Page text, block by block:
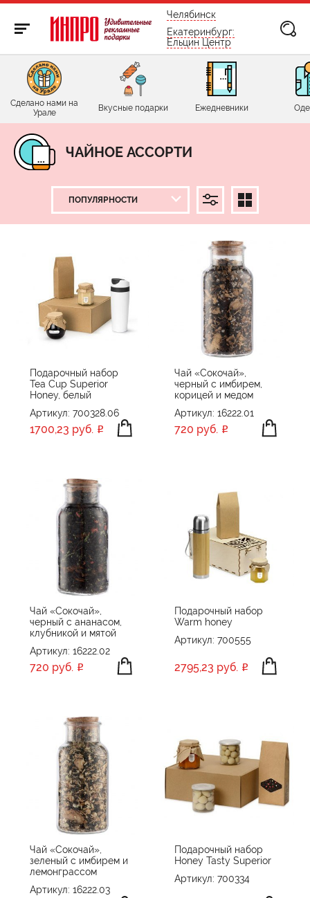
бесплатно по России
Челябинск
Екатеринбург:
Ельцин Центр
Сделано нами на
Урале
Вкусные подарки Ежедневники
ЧАЙНОЕ АССОРТИ
ПРОИЗВОДИТЕЛЬ
Eat & Bite
Eat&Bite Select
СУГРЕВЪ
ПРИМЕНИТЬ СБРОСИТЬ
Подарочный набор
Tea Cup Superior
Honey, белый
Артикул: 700328.06
1700,23 руб.
Чай «Сокочай»,
черный с имбирем,
корицей и медом
Артикул: 16222.01
720 руб.
Чай «Сокочай»,
черный с ананасом,
клубникой и мятой
Артикул: 16222.02
720 руб.
Подарочный набор
Warm honey
Артикул: 700555
2795,23 руб.
Чай «Сокочай»,
зеленый с имбирем и
лемонграссом
Артикул: 16222.03
Подарочный набор
Honey Tasty Superior
Артикул: 700334